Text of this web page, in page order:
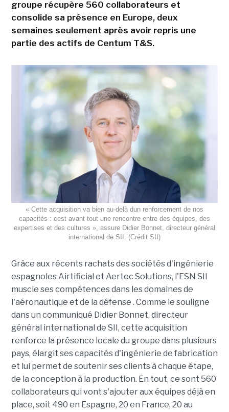
groupe récupère 560 collaborateurs et
consolide sa présence en Europe, deux
semaines seulement après avoir repris une
partie des actifs de Centum T&S.
« Cette acquisition va bien au-delà dun renforcement de nos
capacités : cest avant tout une rencontre entre des équipes, des
expertises et des cultures », assure Didier Bonnet, directeur général
international de SII. (Crédit SII)
Grâce aux récents rachats des sociétés d'ingénierie
espagnoles Airtificial et Aertec Solutions, l'ESN SII
muscle ses compétences dans les domaines de
l'aéronautique et de la défense . Comme le souligne
dans un communiqué Didier Bonnet, directeur
général international de SII, cette acquisition
renforce la présence locale du groupe dans plusieurs
pays, élargit ses capacités d'ingénierie de fabrication
et lui permet de soutenir ses clients à chaque étape,
de la conception à la production. En tout, ce sont 560
collaborateurs qui vont s'ajouter aux équipes déjà en
place, soit 490 en Espagne, 20 en France, 20 au